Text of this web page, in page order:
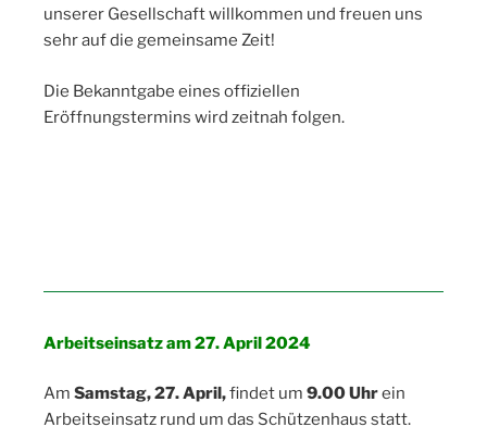
unserer Gesellschaft willkommen und freuen uns
sehr auf die gemeinsame Zeit!
Die Bekanntgabe eines offiziellen
Eröffnungstermins wird zeitnah folgen.
Arbeitseinsatz am 27. April 2024
Am Samstag, 27. April,findet um 9.00 Uhrein
Arbeitseinsatz rund um das Schützenhaus statt.